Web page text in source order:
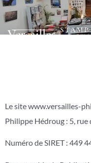
01 39 25 03 59
Versailles
Le site www.versailles-
Philippe Hédroug : 5, rue
Numéro de SIRET : 449